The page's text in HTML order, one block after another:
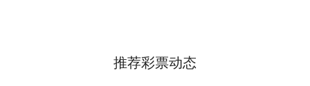
推荐彩票动态